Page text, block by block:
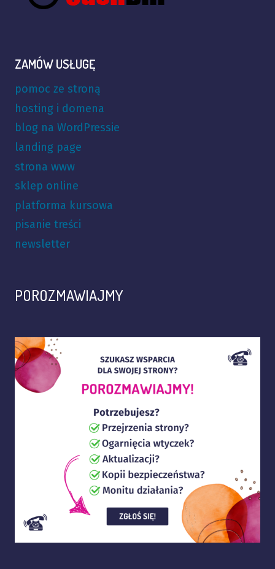
ZAMÓW USŁUGĘ
pomoc ze stroną
hosting i domena
blog na WordPressie
landing page
strona www
sklep online
platforma kursowa
pisanie treści
newsletter
POROZMAWIAJMY